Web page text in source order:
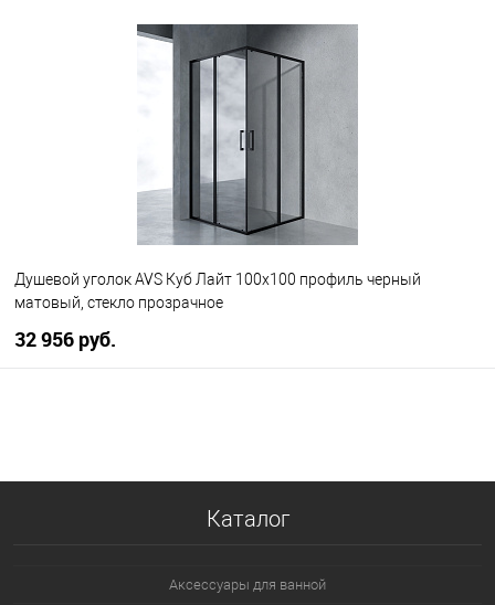
В корзину
В наличии
Душевой уголок AVS Куб Лайт 100x100 профиль черный
матовый, стекло прозрачное
32 956 руб.
Каталог
Аксессуары для ванной